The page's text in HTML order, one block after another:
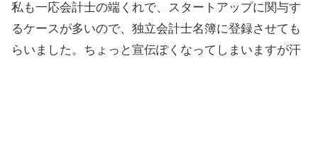
私も一応会計士の端くれで、スタートアップに関与す
るケースが多いので、独立会計士名簿に登録させても
らいました。ちょっと宣伝ぽくなってしまいますが汗